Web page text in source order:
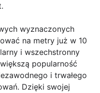
wyznaczonych
na metry już w 10
i wszechstronny
popularność
i trwałego
Dzięki swojej